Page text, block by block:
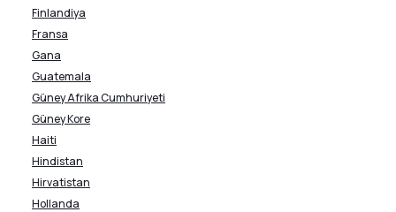
Finlandiya
Fransa
Gana
Guatemala
Güney Afrika Cumhuriyeti
Güney Kore
Haiti
Hindistan
Hirvatistan
Hollanda